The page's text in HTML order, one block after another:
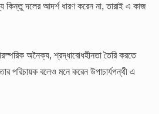
কিন্তু দলের আদর্শ ধারণ করেন না, তারাই এ কাজ
অনৈক্য, শ্রদ্ধাবোধহীনতা তৈরি করতে
পরিচায়ক বলেও মনে করেন উপাচার্যপন্থী এ